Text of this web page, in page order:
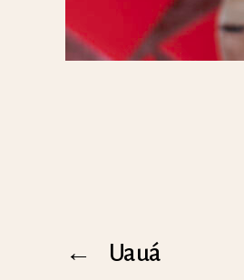
← Uauá